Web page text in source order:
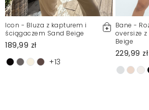
Icon - Bluza z kapturem i
ściągaczem Sand Beige
189,99 zł
+13
Bane -
oversize
Beige
229,99 zł